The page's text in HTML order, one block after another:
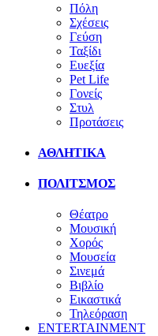
Πόλη
Σχέσεις
Γεύση
Ταξίδι
Ευεξία
Pet Life
Γονείς
Στυλ
Προτάσεις
ΑΘΛΗΤΙΚΑ
ΠΟΛΙΤΣΜΟΣ
Θέατρο
Μουσική
Χορός
Μουσεία
Σινεμά
Βιβλίο
Εικαστικά
Τηλεόραση
ENTERTAINMENT